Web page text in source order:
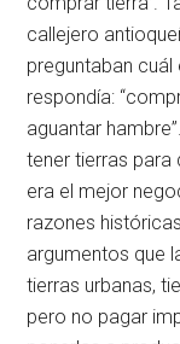
callejero
preguntaban
respondía:
aguantar
tener tierras para
era el mejor
razones
argumentos que
tierras urbanas,
pero no pagar